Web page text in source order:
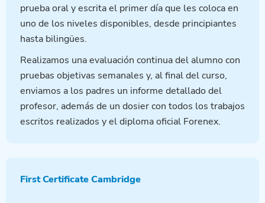
prueba oral y escrita el primer día que les coloca en
uno de los niveles disponibles, desde principiantes
hasta bilingües.
Realizamos una evaluación continua del alumno con
pruebas objetivas semanales y, al final del curso,
enviamos a los padres un informe detallado del
profesor, además de un dosier con todos los trabajos
escritos realizados y el diploma oficial Forenex.
First Certificate Cambridge